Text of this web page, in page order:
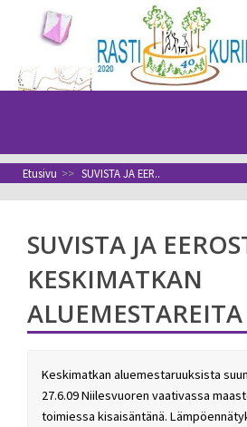
sisältöön
Etusivu >> SUVISTA JA EER..
SUVISTA JA
KESKIMATKAN
ALUEMESTAREITA
Keskimatkan aluemestaruuksista
27.6.09 Niilesvuoren vaativassa
toimiessa kisaisäntänä.